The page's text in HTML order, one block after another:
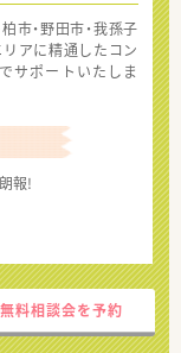
市・野田市・我孫子
リアに精通したコン
サポートいたしま
報!
無料相談会を予約